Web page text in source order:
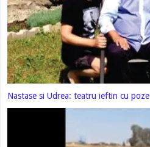
Nastase si Udrea: teatru ieftin cu